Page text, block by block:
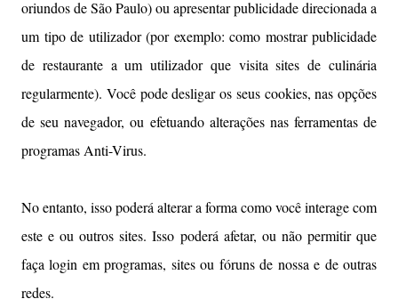
oriundos de São Paulo) ou apresentar publicidade direcionada a
um tipo de utilizador (por exemplo: como mostrar publicidade
de restaurante a um utilizador que visita sites de culinária
regularmente). Você pode desligar os seus cookies, nas opções
de seu navegador, ou efetuando alterações nas ferramentas de
programas Anti-Virus.
No entanto, isso poderá alterar a forma como você interage com
este e ou outros sites. Isso poderá afetar, ou não permitir que
faça login em programas, sites ou fóruns de nossa e de outras
redes.